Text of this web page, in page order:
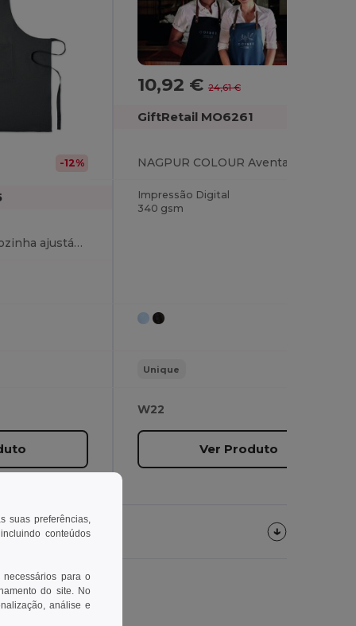
-12%
CUINA Avental de cozinha ajustável
10,92 € 24,61 €
GiftRetail MO6261
Impressão Digital
340 gsm
Unique
W22
Ver Produto
suas preferências,
conteúdos
para o
do site. No
análise e